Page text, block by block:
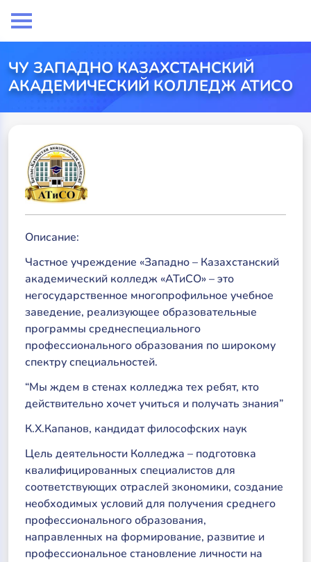
ЧУ ЗАПАДНО КАЗАХСТАНСКИЙ
АКАДЕМИЧЕСКИЙ КОЛЛЕДЖ АТИСО
Описание:
Частное учреждение «Западно – Казахстанский
академический колледж «АТиСО» – это
негосударственное многопрофильное учебное
заведение, реализующее образовательные
программы среднеспециального
профессионального образования по широкому
спектру специальностей.
“Мы ждем в стенах колледжа тех ребят, кто
действительно хочет учиться и получать знания”
К.Х.Капанов, кандидат философских наук
Цель деятельности Колледжа – подготовка
квалифицированных специалистов для
соответствующих отраслей зкономики, создание
необходимых условий для получения среднего
профессионального образования,
направленных на формирование, развитие и
профессиональное становление личности на